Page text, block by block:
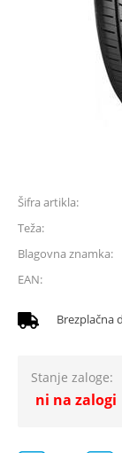
Šifra artikla:
Teža:
Blagovna znamka:
EAN:
Brezplačna
Stanje zaloge:
ni na zalogi